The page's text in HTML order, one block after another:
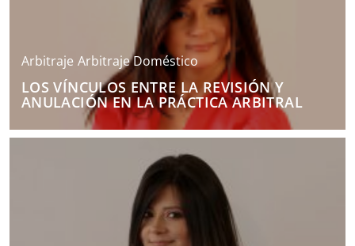
Arbitraje Arbitraje Doméstico
LOS VÍNCULOS ENTRE LA REVISIÓN Y
ANULACIÓN EN LA PRÁCTICA ARBITRAL